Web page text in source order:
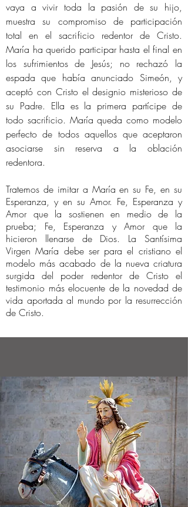
vaya a vivir toda la pasión de su hijo,
muestra su compromiso de participación
total en el sacrificio redentor de Cristo.
María ha querido participar hasta el final en
los sufrimientos de Jesús; no rechazó la
espada que había anunciado Simeón, y
aceptó con Cristo el designio misterioso de
su Padre. Ella es la primera partícipe de
todo sacrificio. María queda como modelo
perfecto de todos aquellos que aceptaron
asociarse sin reserva a la oblación
redentora.
Tratemos de imitar a María en su Fe, en su
Esperanza, y en su Amor. Fe, Esperanza y
Amor que la sostienen en medio de la
prueba; Fe, Esperanza y Amor que la
hicieron llenarse de Dios. La Santísima
Virgen María debe ser para el cristiano el
modelo más acabado de la nueva criatura
surgida del poder redentor de Cristo el
testimonio más elocuente de la novedad de
vida aportada al mundo por la resurrección
de Cristo.